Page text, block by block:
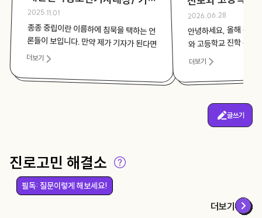
힘들다면 어떻게 해야 하나요?
2025.11.01
종종 중립이란 이름하에 침묵을 택하는 언
론들이 보입니다. 만약 제가 기자가 된다면
그것이 중립이 아닐지라도 목소리를 내는
기자가 되고 싶습니다. 저는 중립을 지킬
수 없을 것 같은데, 기자가 될 수 있을까
더보기
2026.06.28
안녕하세요, 올해 중3
와 고등학교 진학 문제
조언을 구하고자 글을
한 고민작년까지는 막
꿈이었습니다. 사람을
요. 그런데 주변에서
체적으로나 정신적
츠 심리 상담사'라는
큰 매력을 느꼈습니
더보기
글쓰기
진로고민 해결소
필독: 질문이렇게 해보세요!
더보기